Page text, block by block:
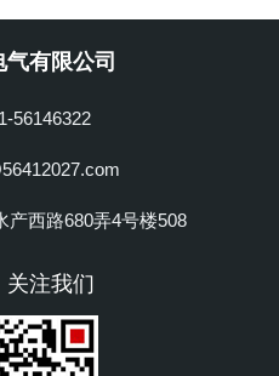
有限公司
56146322
产西路680弄4号楼508
关注我们